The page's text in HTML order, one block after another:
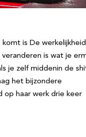
is De
is wat je
je zelf middenin de
het bijzondere
op haar werk drie keer